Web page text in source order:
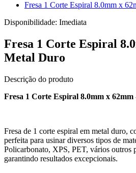
Fresa 1 Corte Espiral 8.0mm x
Disponibilidade: Imediata
Fresa 1 Corte Espiral
Metal Duro
Descrição do produto
Fresa 1 Corte Espiral 8.0mm x
Fresa de 1 corte espiral em metal duro,
perfeita para usinar diversos tipos de
Policarbonato, XPS, PET, vários outros
garantindo resultados excepcionais.